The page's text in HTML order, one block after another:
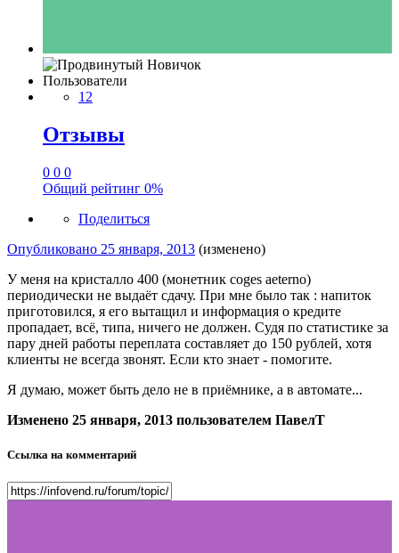
Пользователи
12
Отзывы
0 0 0
Общий рейтинг 0%
Поделиться
Опубликовано 25 января, 2013 (изменено)
У меня на кристалло 400 (монетник coges aeterno)
периодически не выдаёт сдачу. При мне было так : напиток
приготовился, я его вытащил и информация о кредите
пропадает, всё, типа, ничего не должен. Судя по статистике за
пару дней работы переплата составляет до 150 рублей, хотя
клиенты не всегда звонят. Если кто знает - помогите.
Я думаю, может быть дело не в приёмнике, а в автомате...
Изменено 25 января, 2013 пользователем ПавелТ
Ссылка на комментарий